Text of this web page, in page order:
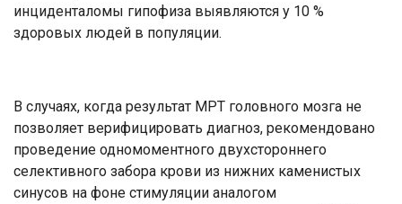
инциденталомы гипофиза выявляются у 10 %
здоровых людей в популяции.
В случаях, когда результат МРТ головного мозга не
позволяет верифицировать диагноз, рекомендовано
проведение одномоментного двухстороннего
селективного забора крови из нижних каменистых
синусов на фоне стимуляции аналогом